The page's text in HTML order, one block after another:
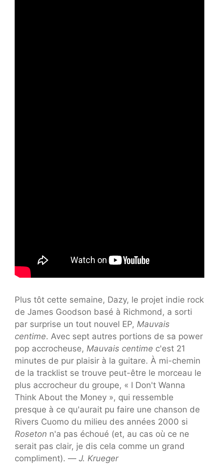
Plus tôt cette semaine, Dazy, le projet indie rock
de James Goodson basé à Richmond, a sorti
par surprise un tout nouvel EP, Mauvais
centime. Avec sept autres portions de sa power
pop accrocheuse, Mauvais centime c'est 21
minutes de pur plaisir à la guitare. À mi-chemin
de la tracklist se trouve peut-être le morceau le
plus accrocheur du groupe, « I Don't Wanna
Think About the Money », qui ressemble
presque à ce qu'aurait pu faire une chanson de
Rivers Cuomo du milieu des années 2000 si
Roseton n'a pas échoué (et, au cas où ce ne
serait pas clair, je dis cela comme un grand
compliment). — J. Krueger